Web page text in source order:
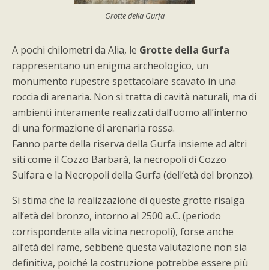
Grotte della Gurfa
A pochi chilometri da Alia, le Grotte della Gurfa
rappresentano un enigma archeologico, un
monumento rupestre spettacolare scavato in una
roccia di arenaria. Non si tratta di cavità naturali, ma di
ambienti interamente realizzati dall’uomo all’interno
di una formazione di arenaria rossa.
Fanno parte della riserva della Gurfa insieme ad altri
siti come il Cozzo Barbarà, la necropoli di Cozzo
Sulfara e la Necropoli della Gurfa (dell’età del bronzo).
Si stima che la realizzazione di queste grotte risalga
all’età del bronzo, intorno al 2500 a.C. (periodo
corrispondente alla vicina necropoli), forse anche
all’età del rame, sebbene questa valutazione non sia
definitiva, poiché la costruzione potrebbe essere più